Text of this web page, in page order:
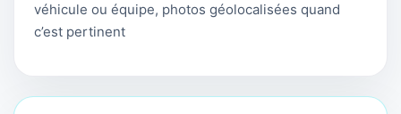
véhicule ou équipe, photos géolocalisées quand
c’est pertinent